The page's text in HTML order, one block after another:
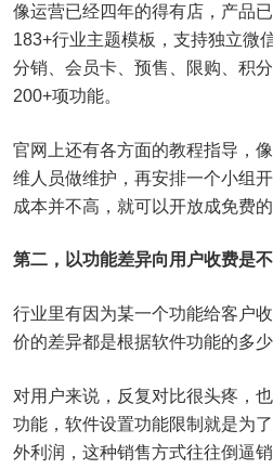
像运营已经四年的得有店，产品
183+行业主题模板，支持独立微
分销、会员卡、预售、限购、积
200+项功能。
官网上还有各方面的教程指导，
维人员做维护，再安排一个小组
成本并不高，就可以开放成免费的
第二，以功能差异向用户收费是不
行业里有因为某一个功能给客户
价的差异都是根据软件功能的多少
对用户来说，反复对比很头疼，
功能，软件设置功能限制就是为
外利润，这种销售方式往往倒逼